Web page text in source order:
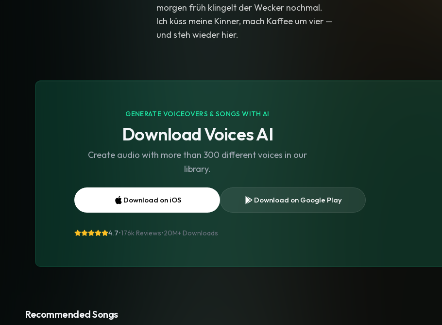
morgen früh klingelt der Wecker nochmal.
Ich küss meine Kinner, mach Kaffee um vier —
und steh wieder hier.
GENERATE VOICEOVERS & SONGS WITH AI
Download Voices AI
Create audio with more than 300 different voices in our
library.
Download on iOS Download on Google Play
4.7•176k Reviews•20M+ Downloads
Recommended Songs